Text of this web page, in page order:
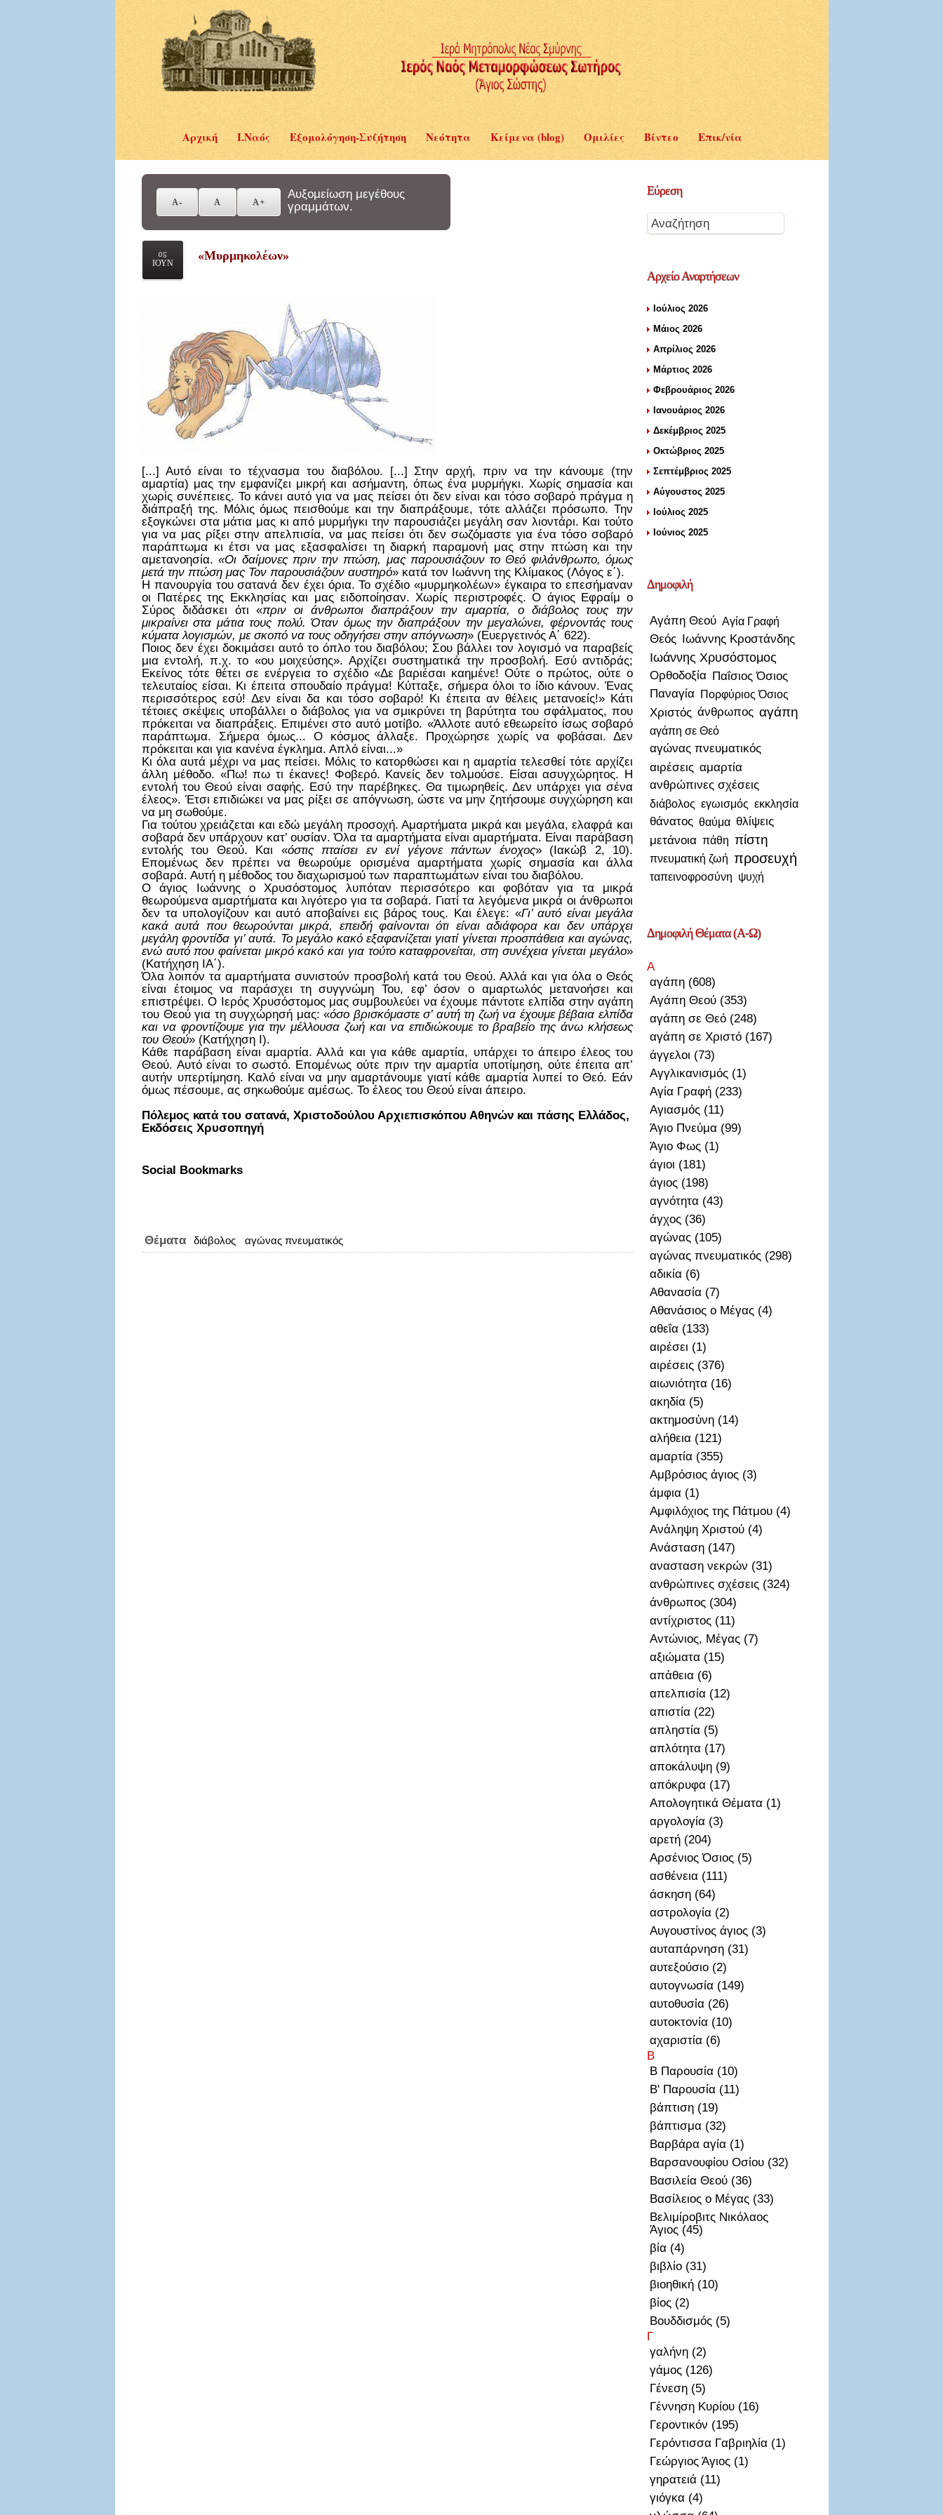
Αρχική Ι.Ναός Εξομολόγηση-Συζήτηση Νεότητα Κείμενα (blog) Ομιλίες Βίντεο Επικ/νία
Αυξομείωση μεγέθους
γραμμάτων.
05
ΙΟΥΝ
«Μυρμηκολέων»
[...] Αυτό είναι το τέχνασμα του διαβόλου. [...] Στην αρχή, πριν να την κάνουμε (την
αμαρτία) μας την εμφανίζει μικρή και ασήμαντη, όπως ένα μυρμήγκι. Χωρίς σημασία και
χωρίς συνέπειες. Το κάνει αυτό για να μας πείσει ότι δεν είναι και τόσο σοβαρό πράγμα η
διάπραξή της. Μόλις όμως πεισθούμε και την διαπράξουμε, τότε αλλάζει πρόσωπο. Την
εξογκώνει στα μάτια μας κι από μυρμήγκι την παρουσιάζει μεγάλη σαν λιοντάρι. Και τούτο
για να μας ρίξει στην απελπισία, να μας πείσει ότι δεν σωζόμαστε για ένα τόσο σοβαρό
παράπτωμα κι έτσι να μας εξασφαλίσει τη διαρκή παραμονή μας στην πτώση και την
αμετανοησία.«Οι δαίμονες πριν την πτώση, μας παρουσιάζουν το Θεό φιλάνθρωπο, όμως
μετά την πτώση μας Τον παρουσιάζουν αυστηρό» κατά τον Ιωάννη της Κλίμακος (Λόγος ε΄).
Η πανουργία του σατανά δεν έχει όρια. Το σχέδιο «μυρμηκολέων» έγκαιρα το επεσήμαναν
οι Πατέρες της Εκκλησίας και μας ειδοποίησαν. Χωρίς περιστροφές. Ο άγιος Εφραίμ ο
Σύρος διδάσκει ότι «πριν οι άνθρωποι διαπράξουν την αμαρτία, ο διάβολος τους την
μικραίνει στα μάτια τους πολύ. Όταν όμως την διαπράξουν την μεγαλώνει, φέρνοντάς τους
κύματα λογισμών, με σκοπό να τους οδηγήσει στην απόγνωση» (Ευεργετινός Α΄ 622).
Ποιος δεν έχει δοκιμάσει αυτό το όπλο του διαβόλου; Σου βάλλει τον λογισμό να παραβείς
μια εντολή, π.χ. το «ου μοιχεύσης». Αρχίζει συστηματικά την προσβολή. Εσύ αντιδράς;
Εκείνος τότε θέτει σε ενέργεια το σχέδιο «Δε βαριέσαι καημένε! Ούτε ο πρώτος, ούτε ο
τελευταίος είσαι. Κι έπειτα σπουδαίο πράγμα! Κύτταξε, σήμερα όλοι το ίδιο κάνουν. Ένας
περισσότερος εσύ! Δεν είναι δα και τόσο σοβαρό! Κι έπειτα αν θέλεις μετανοείς!» Κάτι
τέτοιες σκέψεις υποβάλλει ο διάβολος για να σμικρύνει τη βαρύτητα του σφάλματος, που
πρόκειται να διαπράξεις. Επιμένει στο αυτό μοτίβο. «Άλλοτε αυτό εθεωρείτο ίσως σοβαρό
παράπτωμα. Σήμερα όμως... Ο κόσμος άλλαξε. Προχώρησε χωρίς να φοβάσαι. Δεν
πρόκειται και για κανένα έγκλημα. Απλό είναι...»
Κι όλα αυτά μέχρι να μας πείσει. Μόλις το κατορθώσει και η αμαρτία τελεσθεί τότε αρχίζει
άλλη μέθοδο. «Πω! πω τι έκανες! Φοβερό. Κανείς δεν τολμούσε. Είσαι ασυγχώρητος. Η
εντολή του Θεού είναι σαφής. Εσύ την παρέβηκες. Θα τιμωρηθείς. Δεν υπάρχει για σένα
έλεος». Έτσι επιδιώκει να μας ρίξει σε απόγνωση, ώστε να μην ζητήσουμε συγχώρηση και
να μη σωθούμε.
Για τούτου χρειάζεται και εδώ μεγάλη προσοχή. Αμαρτήματα μικρά και μεγάλα, ελαφρά και
σοβαρά δεν υπάρχουν κατ’ ουσίαν. Όλα τα αμαρτήματα είναι αμαρτήματα. Είναι παράβαση
εντολής του Θεού. Και «όστις πταίσει εν ενί γέγονε πάντων ένοχος» (Ιακώβ 2, 10).
Επομένως δεν πρέπει να θεωρούμε ορισμένα αμαρτήματα χωρίς σημασία και άλλα
σοβαρά. Αυτή η μέθοδος του διαχωρισμού των παραπτωμάτων είναι του διαβόλου.
Ο άγιος Ιωάννης ο Χρυσόστομος λυπόταν περισσότερο και φοβόταν για τα μικρά
θεωρούμενα αμαρτήματα και λιγότερο για τα σοβαρά. Γιατί τα λεγόμενα μικρά οι άνθρωποι
δεν τα υπολογίζουν και αυτό αποβαίνει εις βάρος τους. Και έλεγε: «Γι’ αυτό είναι μεγάλα
κακά αυτά που θεωρούνται μικρά, επειδή φαίνονται ότι είναι αδιάφορα και δεν υπάρχει
μεγάλη φροντίδα γι’ αυτά. Το μεγάλο κακό εξαφανίζεται γιατί γίνεται προσπάθεια και αγώνας,
ενώ αυτό που φαίνεται μικρό κακό και για τούτο καταφρονείται, στη συνέχεια γίνεται μεγάλο»
(Κατήχηση ΙΑ΄).
Όλα λοιπόν τα αμαρτήματα συνιστούν προσβολή κατά του Θεού. Αλλά και για όλα ο Θεός
είναι έτοιμος να παράσχει τη συγγνώμη Του, εφ’ όσον ο αμαρτωλός μετανοήσει και
επιστρέψει. Ο Ιερός Χρυσόστομος μας συμβουλεύει να έχουμε πάντοτε ελπίδα στην αγάπη
του Θεού για τη συγχώρησή μας: «όσο βρισκόμαστε σ’ αυτή τη ζωή να έχουμε βέβαια ελπίδα
και να φροντίζουμε για την μέλλουσα ζωή και να επιδιώκουμε το βραβείο της άνω κλήσεως
του Θεού» (Κατήχηση Ι).
Κάθε παράβαση είναι αμαρτία. Αλλά και για κάθε αμαρτία, υπάρχει το άπειρο έλεος του
Θεού. Αυτό είναι το σωστό. Επομένως ούτε πριν την αμαρτία υποτίμηση, ούτε έπειτα απ’
αυτήν υπερτίμηση. Καλό είναι να μην αμαρτάνουμε γιατί κάθε αμαρτία λυπεί το Θεό. Εάν
όμως πέσουμε, ας σηκωθούμε αμέσως. Το έλεος του Θεού είναι άπειρο.
Πόλεμος κατά του σατανά, Χριστοδούλου Αρχιεπισκόπου Αθηνών και πάσης Ελλάδος,
Εκδόσεις Χρυσοπηγή
Social Bookmarks
Θέματα διάβολος αγώνας πνευματικός
Εύρεση
ΑρχείοΑναρτήσεων
Ιούλιος 2026
Μάιος 2026
Απρίλιος 2026
Μάρτιος 2026
Φεβρουάριος 2026
Ιανουάριος 2026
Δεκέμβριος 2025
Οκτώβριος 2025
Σεπτέμβριος 2025
Αύγουστος 2025
Ιούλιος 2025
Ιούνιος 2025
Δημοφιλή
Αγάπη Θεού Αγία Γραφή
Θεός Ιωάννης Κροστάνδης
Ιωάννης Χρυσόστομος
Ορθοδοξία Παΐσιος Όσιος
Παναγία Πορφύριος Όσιος
Χριστός άνθρωπος αγάπη
αγάπη σε Θεό
αγώνας πνευματικός
αιρέσεις αμαρτία
ανθρώπινες σχέσεις
διάβολος εγωισμός εκκλησία
θάνατος θαύμα θλίψεις
μετάνοια πάθη πίστη
πνευματική ζωή προσευχή
ταπεινοφροσύνη ψυχή
ΔημοφιλήΘέματα (Α-Ω)
Α
αγάπη (608)
Αγάπη Θεού (353)
αγάπη σε Θεό (248)
αγάπη σε Χριστό (167)
άγγελοι (73)
Αγγλικανισμός (1)
Αγία Γραφή (233)
Αγιασμός (11)
Άγιο Πνεύμα (99)
Άγιο Φως (1)
άγιοι (181)
άγιος (198)
αγνότητα (43)
άγχος (36)
αγώνας (105)
αγώνας πνευματικός (298)
αδικία (6)
Αθανασία (7)
Αθανάσιος ο Μέγας (4)
αθεΐα (133)
αιρέσει (1)
αιρέσεις (376)
αιωνιότητα (16)
ακηδία (5)
ακτημοσὐνη (14)
αλήθεια (121)
αμαρτία (355)
Αμβρόσιος άγιος (3)
άμφια (1)
Αμφιλόχιος της Πάτμου (4)
Ανάληψη Χριστού (4)
Ανάσταση (147)
ανασταση νεκρών (31)
ανθρώπινες σχέσεις (324)
άνθρωπος (304)
αντίχριστος (11)
Αντώνιος, Μέγας (7)
αξιώματα (15)
απἀθεια (6)
απελπισία (12)
απιστία (22)
απληστία (5)
απλότητα (17)
αποκάλυψη (9)
απόκρυφα (17)
Απολογητικά Θέματα (1)
αργολογία (3)
αρετή (204)
Αρσένιος Όσιος (5)
ασθένεια (111)
άσκηση (64)
αστρολογία (2)
Αυγουστίνος άγιος (3)
αυταπάρνηση (31)
αυτεξούσιο (2)
αυτογνωσία (149)
αυτοθυσἰα (26)
αυτοκτονία (10)
αχαριστία (6)
Β
Β Παρουσία (10)
Β' Παρουσία (11)
βάπτιση (19)
βάπτισμα (32)
Βαρβάρα αγία (1)
Βαρσανουφίου Οσίου (32)
Βασιλεία Θεού (36)
Βασίλειος ο Μέγας (33)
Βελιμίροβιτς Νικόλαος
Άγιος (45)
βία (4)
βιβλίο (31)
βιοηθική (10)
βίος (2)
Βουδδισμός (5)
Γ
γαλήνη (2)
γάμος (126)
Γένεση (5)
Γέννηση Κυρίου (16)
Γεροντικόν (195)
Γερόντισσα Γαβριηλία (1)
Γεώργιος Άγιος (1)
γηρατειά (11)
γιόγκα (4)